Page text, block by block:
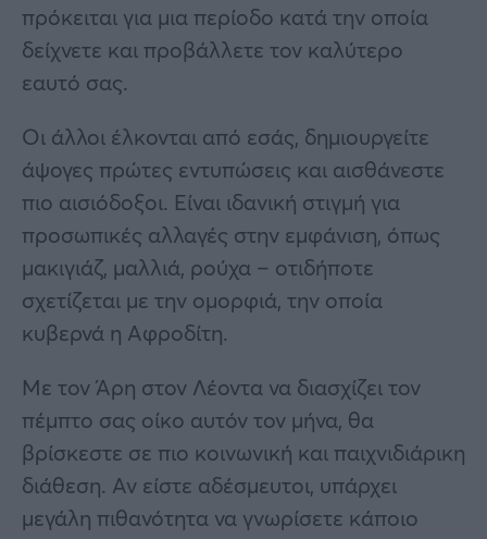
πρόκειται για μια περίοδο κατά την οποία
δείχνετε και προβάλλετε τον καλύτερο
εαυτό σας.
Οι άλλοι έλκονται από εσάς, δημιουργείτε
άψογες πρώτες εντυπώσεις και αισθάνεστε
πιο αισιόδοξοι. Είναι ιδανική στιγμή για
προσωπικές αλλαγές στην εμφάνιση, όπως
μακιγιάζ, μαλλιά, ρούχα – οτιδήποτε
σχετίζεται με την ομορφιά, την οποία
κυβερνά η Αφροδίτη.
Με τον Άρη στον Λέοντα να διασχίζει τον
πέμπτο σας οίκο αυτόν τον μήνα, θα
βρίσκεστε σε πιο κοινωνική και παιχνιδιάρικη
διάθεση. Αν είστε αδέσμευτοι, υπάρχει
μεγάλη πιθανότητα να γνωρίσετε κάποιο